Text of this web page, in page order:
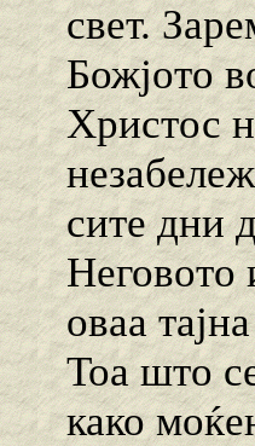
свет.
Божјото
Христос
сите дни
Неговото
оваа
Тоа што
како